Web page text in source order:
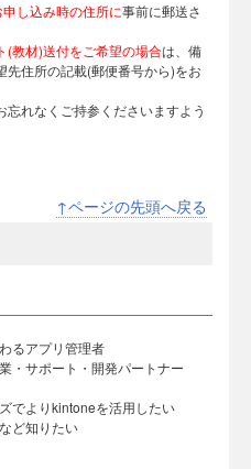
申し込み時の住所に事前に郵送さ
(教材)送付をご希望の場合は、備
住所の記載(郵便番号から)をお
れなくご持参くださいますよう
↑ページの先頭へ戻る
るアプリ管理者
・サポート・開発パートナー
でよりkintoneを活用したい
ど知りたい